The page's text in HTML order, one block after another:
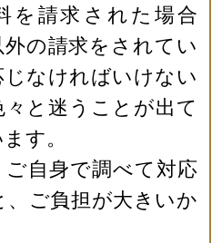
を請求された場合
外の請求をされてい
じなければいけない
と迷うことが出て
す。
ご自身で調べて対応
ご負担が大きいか